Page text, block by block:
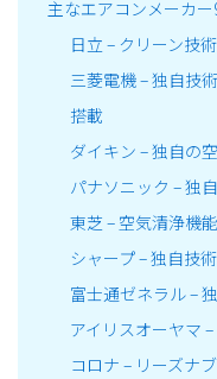
主なエアコンメーカ
日立 – クリーン技
三菱電機 – 独自技
搭載
ダイキン – 独自の
パナソニック – 独
東芝 – 空気清浄機
シャープ – 独自技
富士通ゼネラル –
アイリスオーヤマ
コロナ – リーズナ